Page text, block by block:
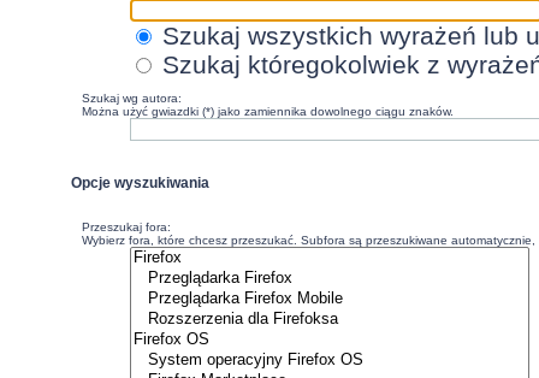
Szukaj wszystkich wyrażeń lub
Szukaj któregokolwiek z
Szukaj wg autora:
Można użyć gwiazdki (*) jako zamiennika dowolnego ciągu znaków.
Opcje wyszukiwania
Przeszukaj fora:
Wybierz fora, które chcesz przeszukać. Subfora są przeszukiwane